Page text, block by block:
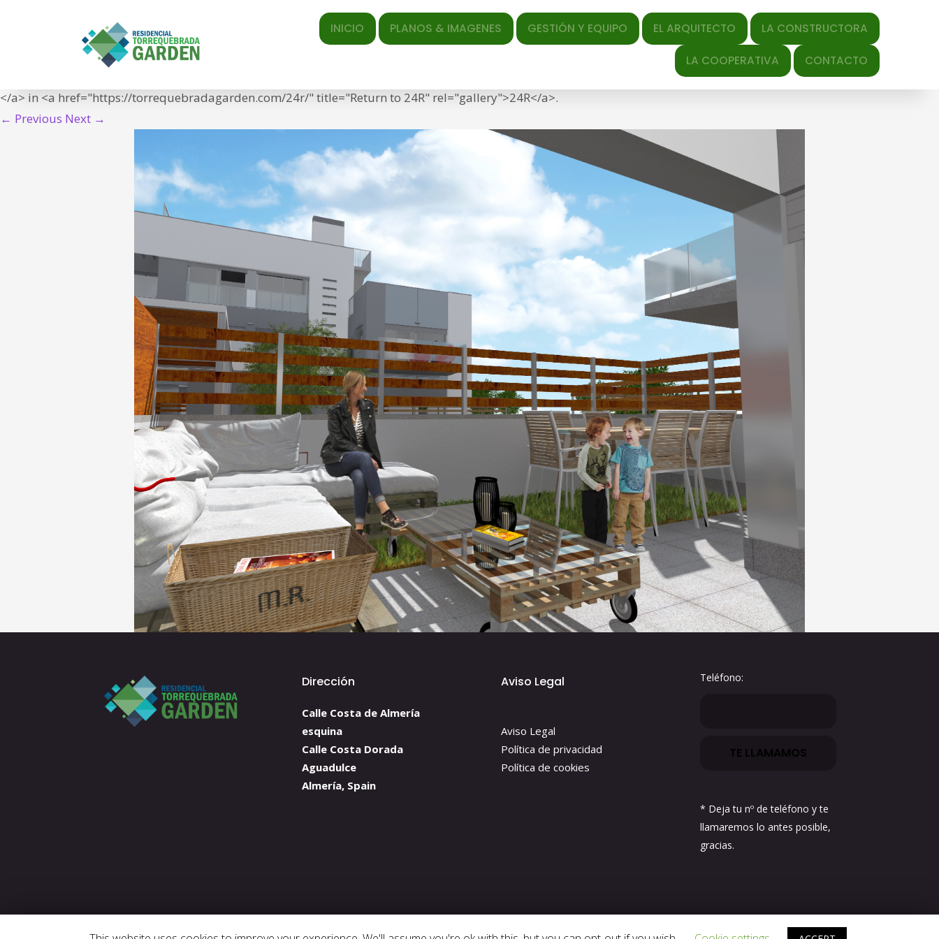
INICIO PLANOS & IMAGENES GESTIÓN Y EQUIPO EL ARQUITECTO LA CONSTRUCTORA
LA COOPERATIVA CONTACTO
<span class="meta-prep meta-prep-entry-date">Published </span> <span class="entry-date"><time class="entry-date" datetime="2020-04-
16T11:04:08+01:00">16/04/2020</time></span> at <a href="https://torrequebradagarden.com/wp-content/uploads/2020/04/24R.jpg" title="Link to full-size image"> ×
</a> in <a href="https://torrequebradagarden.com/24r/" title="Return to 24R" rel="gallery">24R</a>.
← Previous Next →
Dirección
Calle Costa de Almería
esquina
Calle Costa Dorada
Aguadulce
Almería, Spain
Aviso Legal
Aviso Legal
Política de privacidad
Política de cookies
Teléfono:
* Deja tu nº de teléfono y te
llamaremos lo antes posible,
gracias.
Copyright 2023 Residencial Torrequebrada Garden